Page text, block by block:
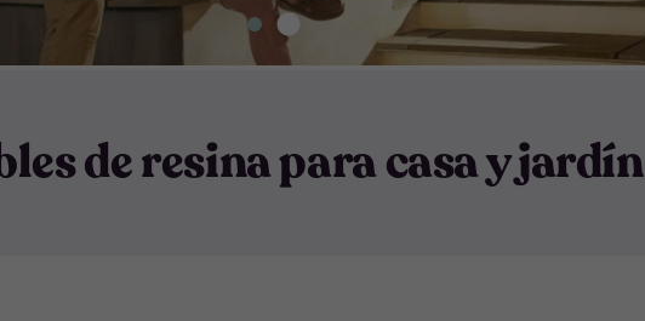
de resina para casa y jardín